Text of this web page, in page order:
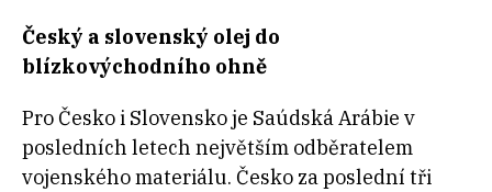
Český a slovenský olej do
blízkovýchodního ohně
Pro Česko i Slovensko je Saúdská Arábie v
posledních letech největším odběratelem
vojenského materiálu. Česko za poslední tři